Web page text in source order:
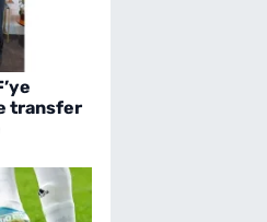
transfer